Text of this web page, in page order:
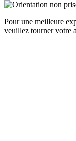
Pour une meilleure
veuillez tourner votre